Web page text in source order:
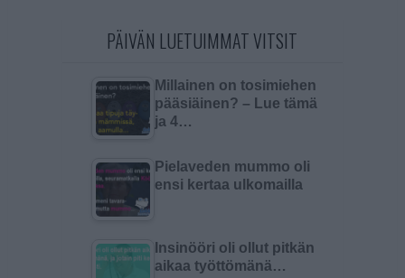
PÄIVÄN LUETUIMMAT VITSIT
Millainen on tosimiehen
pääsiäinen? – Lue tämä
ja 4…
Pielaveden mummo oli
ensi kertaa ulkomailla
Insinööri oli ollut pitkän
aikaa työttömänä…